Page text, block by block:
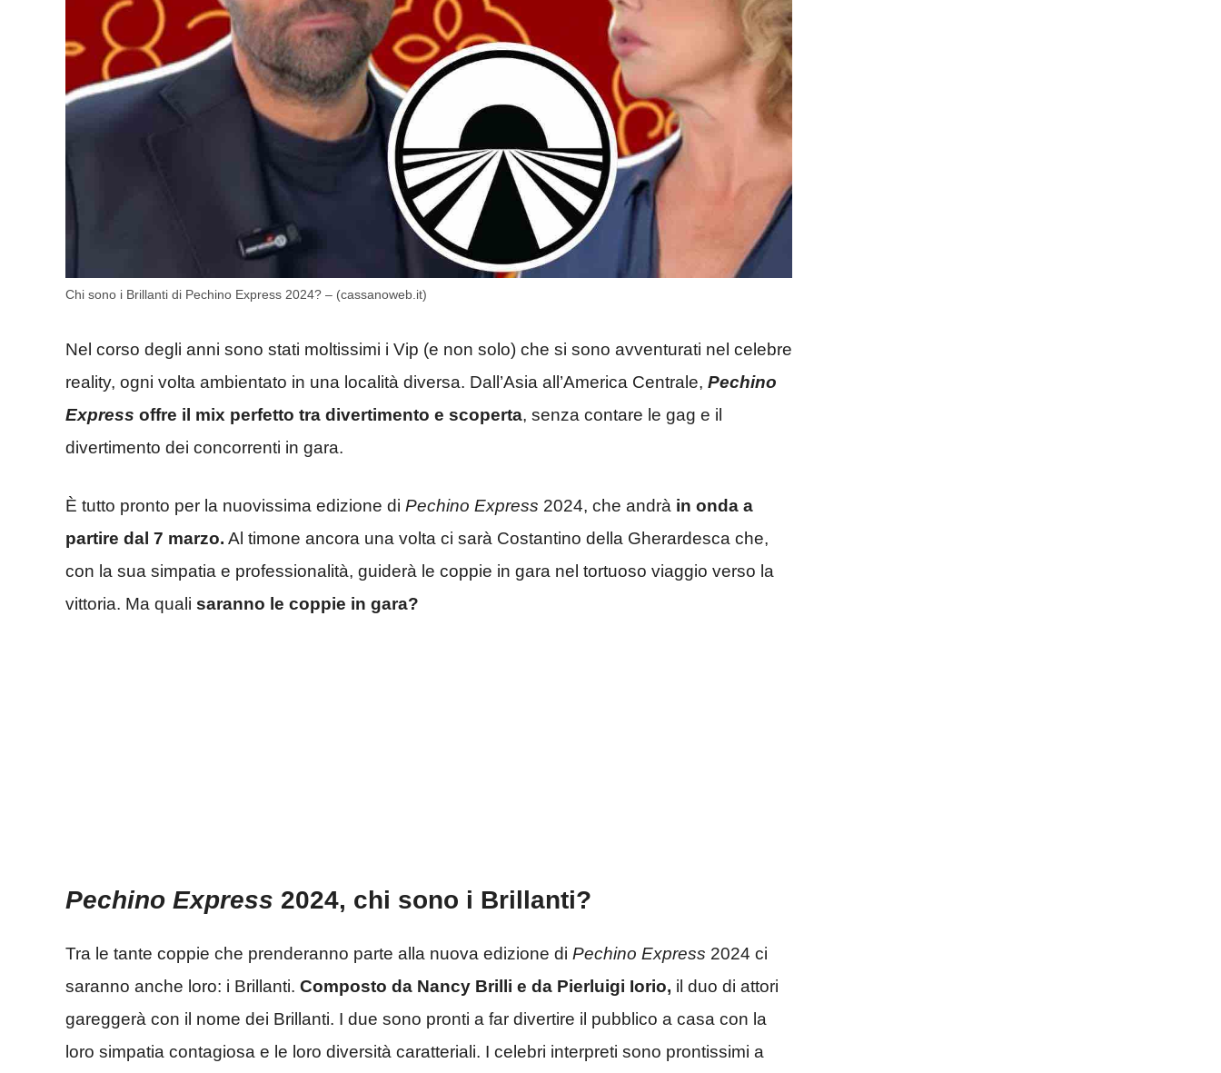
Chi sono i Brillanti di Pechino Express 2024? – (cassanoweb.it)
Nel corso degli anni sono stati moltissimi i Vip (e non solo) che si sono avventurati nel celebre
reality, ogni volta ambientato in una località diversa. Dall’Asia all’America Centrale, Pechino
Express offre il mix perfetto tra divertimento e scoperta, senza contare le gag e il
divertimento dei concorrenti in gara.
È tutto pronto per la nuovissima edizione di Pechino Express 2024, che andrà in onda a
partire dal 7 marzo. Al timone ancora una volta ci sarà Costantino della Gherardesca che,
con la sua simpatia e professionalità, guiderà le coppie in gara nel tortuoso viaggio verso la
vittoria. Ma quali saranno le coppie in gara?
Pechino Express 2024, chi sono i Brillanti?
Tra le tante coppie che prenderanno parte alla nuova edizione di Pechino Express 2024 ci
saranno anche loro: i Brillanti. Composto da Nancy Brilli e da Pierluigi Iorio, il duo di attori
gareggerà con il nome dei Brillanti. I due sono pronti a far divertire il pubblico a casa con la
loro simpatia contagiosa e le loro diversità caratteriali. I celebri interpreti sono prontissimi a